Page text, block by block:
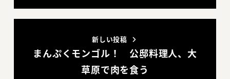
新しい投稿
まんぷくモンゴル！ 公邸料理人、大
草原で肉を食う